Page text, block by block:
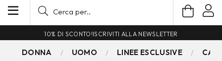
10% DI SCONTO!ISCRIVITI ALLA NEWSLETTER
DONNA UOMO LINEE ESCLUSIVE